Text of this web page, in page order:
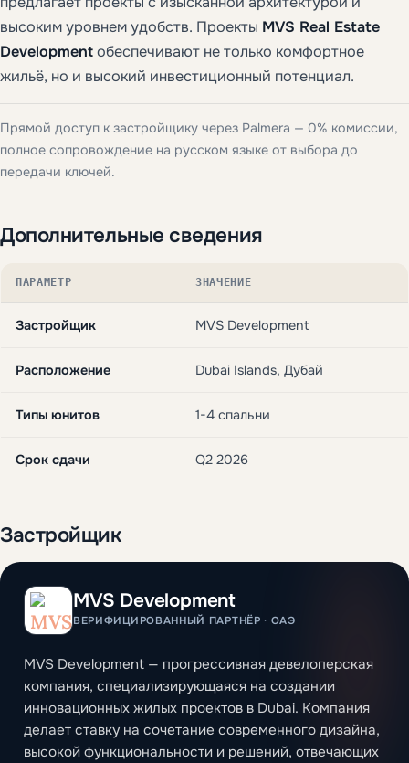
высоким уровнем удобств. Проекты MVS Real Estate
Developmentобеспечивают не только комфортное
жильё, но и высокий инвестиционный потенциал.
Прямой доступ к застройщику через Palmera — 0% комиссии,
полное сопровождение на русском языке от выбора до
передачи ключей.
Дополнительные сведения
ПАРАМЕТР ЗНАЧЕНИЕ
Застройщик MVS Development
Расположение Dubai Islands, Дубай
Типы юнитов 1-4 спальни
Срок сдачи Q2 2026
Застройщик
MVS Development
ВЕРИФИЦИРОВАННЫЙ ПАРТНЁР · ОАЭ
MVS Development — прогрессивная девелоперская
компания, специализирующаяся на создании
инновационных жилых проектов в Dubai. Компания
делает ставку на сочетание современного дизайна,
высокой функциональности и решений, отвечающих